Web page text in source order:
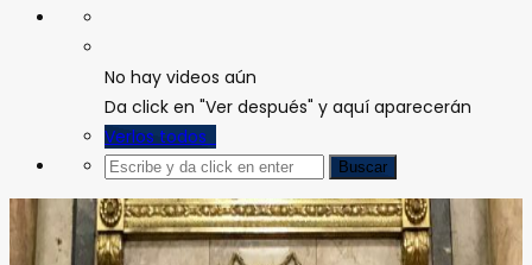
No hay videos aún
Da click en "Ver después" y aquí aparecerán
Verlos todos